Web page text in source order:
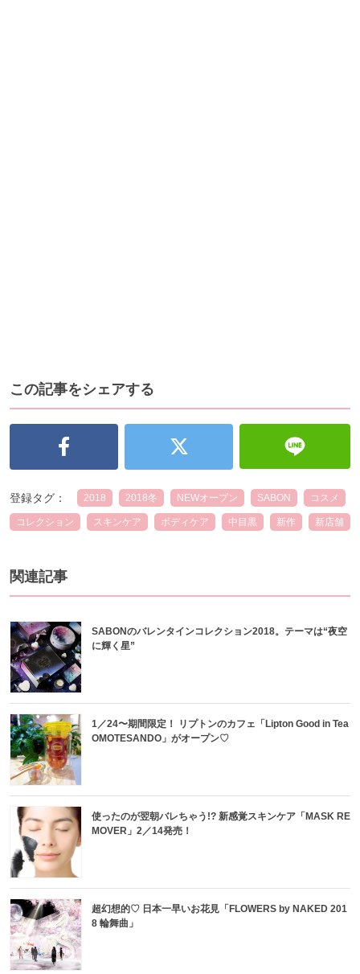
この記事をシェアする
登録タグ： 2018 2018冬 NEWオープン SABON コスメ
コレクション スキンケア ボディケア 中目黒 新作 新店舗
関連記事
SABONのバレンタインコレクション2018。テーマは“夜空
に輝く星”
1／24〜期間限定！ リプトンのカフェ「Lipton Good in Tea
OMOTESANDO」がオープン♡
使ったのが翌朝バレちゃう!? 新感覚スキンケア「MASK RE
MOVER」2／14発売！
超幻想的♡ 日本一早いお花見「FLOWERS by NAKED 201
8 輪舞曲」